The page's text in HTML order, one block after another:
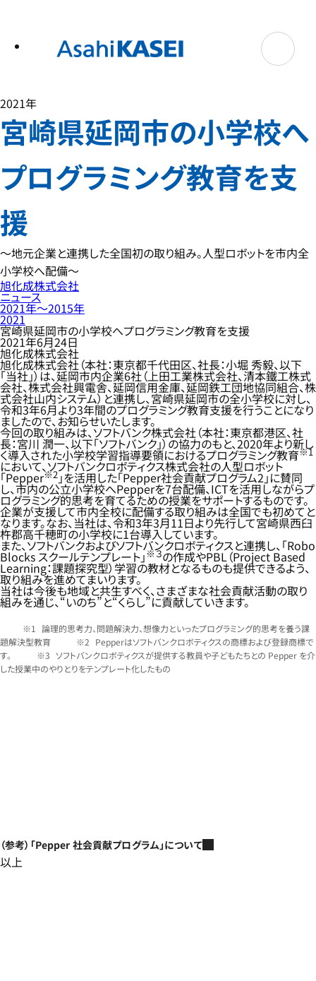
2021年
宮崎県延岡市の小学校へ
プログラミング教育を支
援
～地元企業と連携した全国初の取り組み。人型ロボットを市内全
小学校へ配備～
旭化成株式会社
ニュース
2021年〜2015年
2021
宮崎県延岡市の小学校へプログラミング教育を支援
2021年6月24日
旭化成株式会社
旭化成株式会社（本社：東京都千代田区、社長：小堀 秀毅、以下
「当社」）は、延岡市内企業6社（上田工業株式会社、清本鐵工株式
会社、株式会社興電舎、延岡信用金庫、延岡鉄工団地協同組合、株
式会社山内システム）と連携し、宮崎県延岡市の全小学校に対し、
令和3年6月より3年間のプログラミング教育支援を行うことになり
ましたので、お知らせいたします。
今回の取り組みは、ソフトバンク株式会社（本社：東京都港区、社
長：宮川 潤一、以下「ソフトバンク」）の協力のもと、2020年より新し
く導入された小学校学習指導要領におけるプログラミング教育※1
において、ソフトバンクロボティクス株式会社の人型ロボット
「Pepper※2」を活用した「Pepper社会貢献プログラム2」に賛同
し、市内の公立小学校へPepperを7台配備、ICTを活用しながらプ
ログラミング的思考を育てるための授業をサポートするものです。
企業が支援して市内全校に配備する取り組みは全国でも初めてと
なります。なお、当社は、令和3年3月11日より先行して宮崎県西臼
杵郡高千穂町の小学校に1台導入しています。
また、ソフトバンクおよびソフトバンクロボティクスと連携し、「Robo
Blocks スクールテンプレート」 ※３の作成やPBL（Project Based
Learning：課題探究型）学習の教材となるものも提供できるよう、
取り組みを進めてまいります。
当社は今後も地域と共生すべく、さまざまな社会貢献活動の取り
組みを通じ、“いのち”と“くらし”に貢献していきます。
論理的思考力、問題解決力、想像力といったプログラミング的思考を養う課
題解決型教育
Pepperはソフトバンクロボティクスの商標および登録商標で
す。
ソフトバンクロボティクスが提供する教員や子どもたちとの Pepper を介
した授業中のやりとりをテンプレート化したもの
（参考）「Pepper 社会貢献プログラム」について
以上